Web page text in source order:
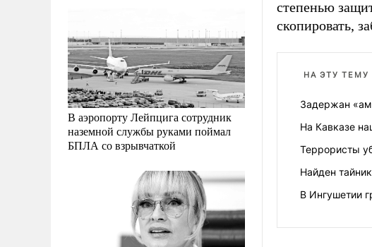
В аэропорту Лейпцига сотрудник
наземной службы руками поймал
БПЛА со взрывчаткой
степенью
скопировать,
НА ЭТУ ТЕМУ
Задержан
На Кавказе
Террористы
Найден
В Ингушетии